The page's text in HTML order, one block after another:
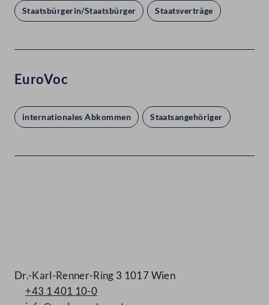
Staatsbürgerin/Staatsbürger Staatsverträge
EuroVoc
internationales Abkommen Staatsangehöriger
Dr.-Karl-Renner-Ring 3 1017 Wien
+43 1 401 10-0